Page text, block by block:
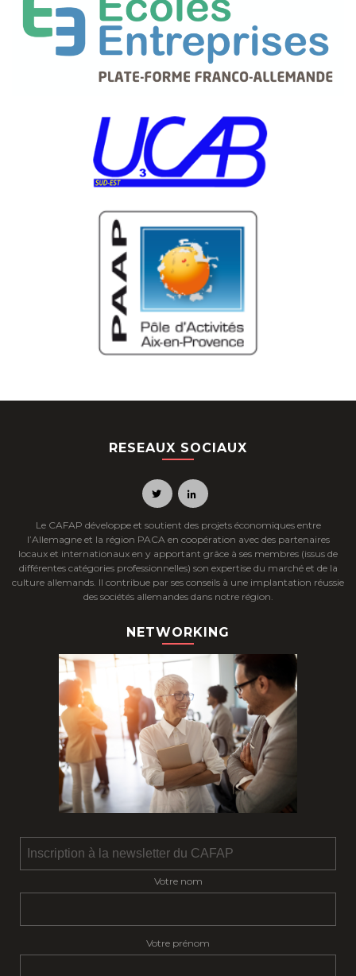
RESEAUX SOCIAUX
Le CAFAP développe et soutient des projets économiques entre
l’Allemagne et la région PACA en coopération avec des partenaires
locaux et internationaux en y apportant grâce à ses membres (issus de
différentes catégories professionnelles) son expertise du marché et de la
culture allemands. Il contribue par ses conseils à une implantation réussie
des sociétés allemandes dans notre région.
NETWORKING
Votre nom
Votre prénom